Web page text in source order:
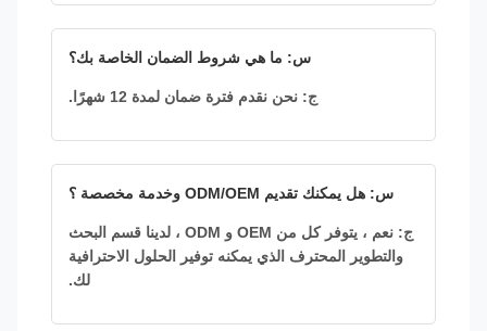
س: ما هي شروط الضمان الخاصة بك؟
ج: نحن نقدم فترة ضمان لمدة 12 شهرًا.
س: هل يمكنك تقديم ODM/OEM وخدمة مخصصة ؟
ج: نعم ، يتوفر كل من OEM و ODM ، لدينا قسم البحث
والتطوير المحترف الذي يمكنه توفير الحلول الاحترافية